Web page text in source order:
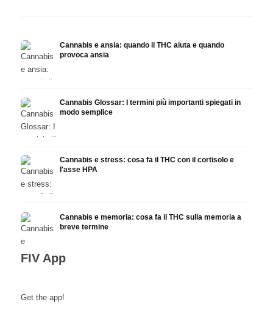
Cannabis e ansia: quando il THC aiuta e quando
provoca ansia
Cannabis Glossar: I termini più importanti spiegati in
modo semplice
Cannabis e stress: cosa fa il THC con il cortisolo e
l'asse HPA
Cannabis e memoria: cosa fa il THC sulla memoria a
breve termine
FIV App
Get the app!